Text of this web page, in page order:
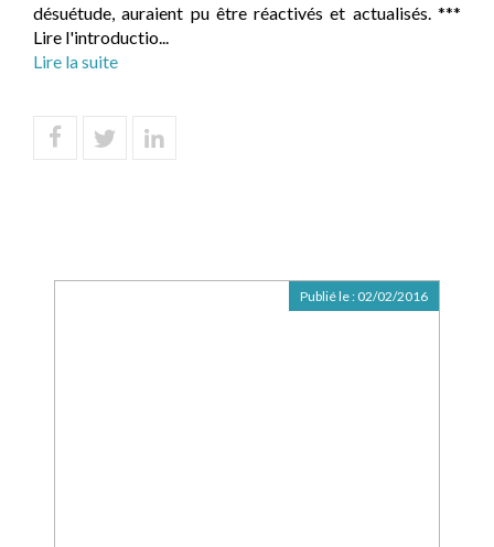
désuétude, auraient pu être réactivés et actualisés. ***
Lire l'introductio...
Lire la suite
Publié le : 02/02/2016